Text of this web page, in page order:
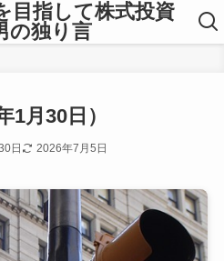
目指して株式投資
の独り言
1月30日）
日 2026年7月5日